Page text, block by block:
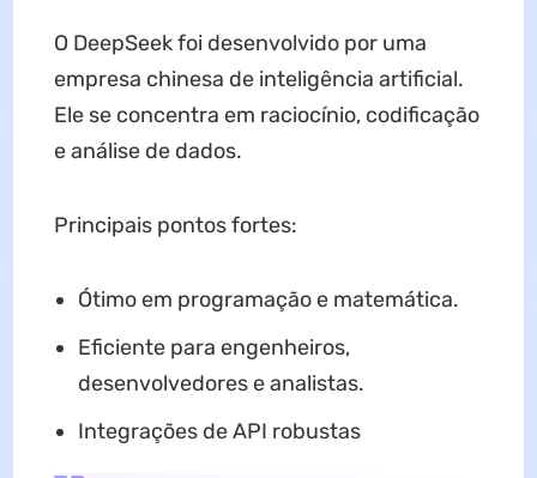
O DeepSeek foi desenvolvido por uma
empresa chinesa de inteligência artificial.
Ele se concentra em raciocínio, codificação
e análise de dados.
Principais pontos fortes:
Ótimo em programação e matemática.
Eficiente para engenheiros,
desenvolvedores e analistas.
Integrações de API robustas